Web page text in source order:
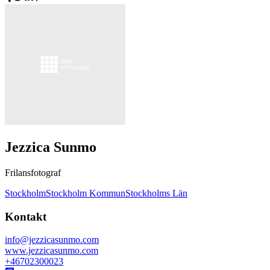
Jezzica Sunmo
Frilansfotograf
StockholmStockholm KommunStockholms Län
Kontakt
info@jezzicasunmo.com
www.jezzicasunmo.com
+46702300023